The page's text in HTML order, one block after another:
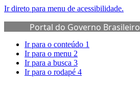
Ir direto para menu de acessibilidade.
Portal do Governo Brasileiro
de Governo
Ir para o conteúdo 1
Ir para o menu 2
Ir para a busca 3
Ir para o rodapé 4